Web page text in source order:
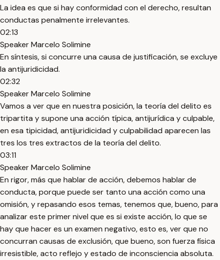
La idea es que si hay conformidad con el derecho, resultan
conductas penalmente irrelevantes.
02:13
Speaker Marcelo Solimine
En síntesis, si concurre una causa de justificación, se excluye
la antijuridicidad.
02:32
Speaker Marcelo Solimine
Vamos a ver que en nuestra posición, la teoría del delito es
tripartita y supone una acción típica, antijurídica y culpable,
en esa tipicidad, antijuridicidad y culpabilidad aparecen las
tres los tres extractos de la teoría del delito.
03:11
Speaker Marcelo Solimine
En rigor, más que hablar de acción, debemos hablar de
conducta, porque puede ser tanto una acción como una
omisión, y repasando esos temas, tenemos que, bueno, para
analizar este primer nivel que es si existe acción, lo que se
hay que hacer es un examen negativo, esto es, ver que no
concurran causas de exclusión, que bueno, son fuerza física
irresistible, acto reflejo y estado de inconsciencia absoluta.